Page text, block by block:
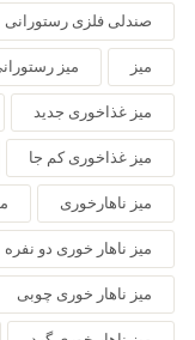
صندلی فلزی رستورانی
میز میز
میز غذاخوری جدید
میز غذاخوری کم جا
میز ناهارخوری
میز ناهار خوری دو نفره
میز ناهار خوری چوبی